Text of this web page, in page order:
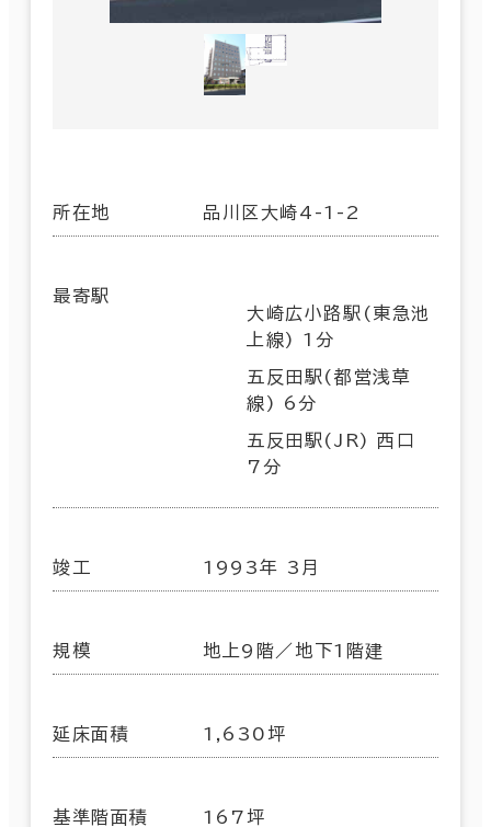
所在地 品川区大崎4-1-2
最寄駅
大崎広小路駅(東急池
上線) 1分
五反田駅(都営浅草
線) 6分
五反田駅(JR) 西口
7分
竣工 1993年 3月
規模 地上9階／地下1階建
延床面積 1,630坪
基準階面積 167坪